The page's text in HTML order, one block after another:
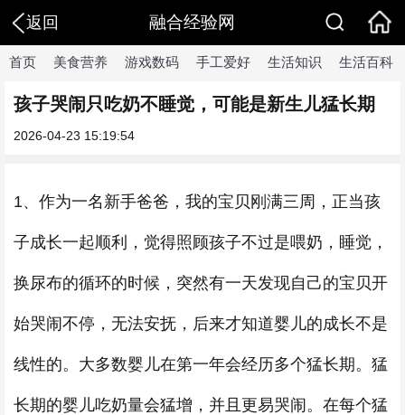
返回 融合经验网
首页 美食营养 游戏数码 手工爱好 生活知识 生活百科
孩子哭闹只吃奶不睡觉，可能是新生儿猛长期
2026-04-23 15:19:54
1、作为一名新手爸爸，我的宝贝刚满三周，正当孩
子成长一起顺利，觉得照顾孩子不过是喂奶，睡觉，
换尿布的循环的时候，突然有一天发现自己的宝贝开
始哭闹不停，无法安抚，后来才知道婴儿的成长不是
线性的。大多数婴儿在第一年会经历多个猛长期。猛
长期的婴儿吃奶量会猛增，并且更易哭闹。在每个猛